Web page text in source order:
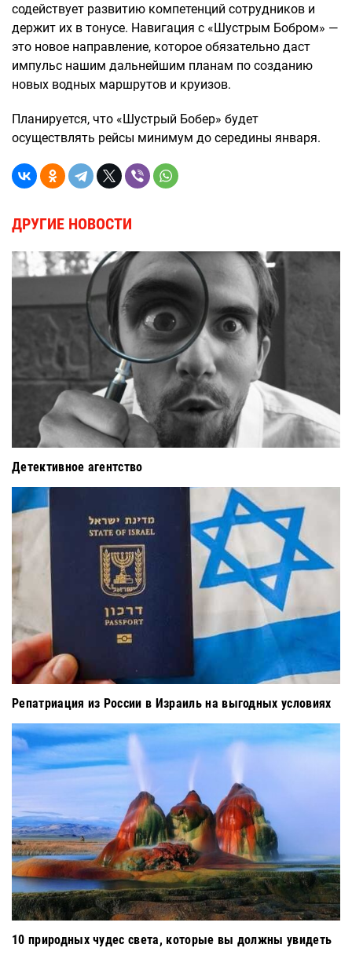
содействует развитию компетенций сотрудников и
держит их в тонусе. Навигация с «Шустрым Бобром» —
это новое направление, которое обязательно даст
импульс нашим дальнейшим планам по созданию
новых водных маршрутов и круизов.
Планируется, что «Шустрый Бобер» будет
осуществлять рейсы минимум до середины января.
ДРУГИЕ НОВОСТИ
Детективное агентство
Репатриация из России в Израиль на выгодных условиях
10 природных чудес света, которые вы должны увидеть